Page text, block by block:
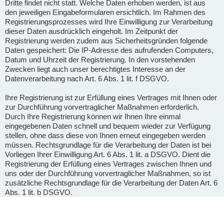
Dritte findet nicht statt. Welche Daten erhoben werden, ist aus
den jeweiligen Eingabeformularen ersichtlich. Im Rahmen des
Registrierungsprozesses wird Ihre Einwilligung zur Verarbeitung
dieser Daten ausdrücklich eingeholt. Im Zeitpunkt der
Registrierung werden zudem aus Sicherheitsgründen folgende
Daten gespeichert: Die IP-Adresse des aufrufenden Computers,
Datum und Uhrzeit der Registrierung. In den vorstehenden
Zwecken liegt auch unser berechtigtes Interesse an der
Datenverarbeitung nach Art. 6 Abs. 1 lit. f DSGVO.
Ihre Registrierung ist zur Erfüllung eines Vertrages mit Ihnen oder
zur Durchführung vorvertraglicher Maßnahmen erforderlich.
Durch Ihre Registrierung können wir Ihnen Ihre einmal
eingegebenen Daten schnell und bequem wieder zur Verfügung
stellen, ohne dass diese von Ihnen erneut eingegeben werden
müssen. Rechtsgrundlage für die Verarbeitung der Daten ist bei
Vorliegen Ihrer Einwilligung Art. 6 Abs. 1 lit. a DSGVO. Dient die
Registrierung der Erfüllung eines Vertrages zwischen Ihnen und
uns oder der Durchführung vorvertraglicher Maßnahmen, so ist
zusätzliche Rechtsgrundlage für die Verarbeitung der Daten Art. 6
Abs. 1 lit. b DSGVO.